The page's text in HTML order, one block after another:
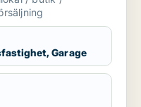
Garage